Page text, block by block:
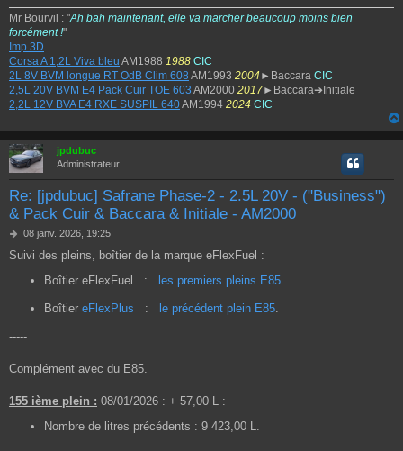
g
e
Mr Bourvil : "Ah bah maintenant, elle va marcher beaucoup moins bien
forcément !"
Imp 3D
Corsa A 1,2L Viva bleu AM1988 1988 CIC
2L 8V BVM longue RT OdB Clim 608 AM1993 2004 ►Baccara CIC
2,5L 20V BVM E4 Pack Cuir TOE 603 AM2000 2017►Baccara➔Initiale
2,2L 12V BVA E4 RXE SUSPIL 640AM1994 2024 CIC
jpdubuc
Administrateur
Re: [jpdubuc] Safrane Phase-2 - 2.5L 20V - ("Business")
& Pack Cuir & Baccara & Initiale - AM2000
M
s
08 janv. 2026, 19:25
Suivi des pleins, boîtier de la marque eFlexFuel :
Boîtier eFlexFuel
: les premiers pleins E85.
Boîtier eFlexPlus : le précédent plein E85
-----
Complément avec du E85.
155 ième plein : 08/01/2026 : + 57,00 L :
Nombre de litres précédents : 9 423,00 L.